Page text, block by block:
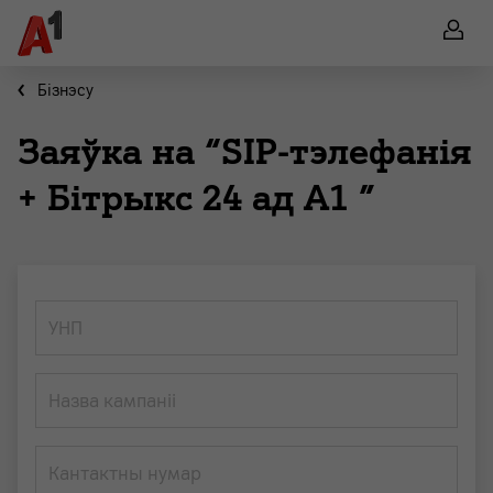
Бiзнэсу
Заяўка на “SIP-тэлефанія
+ Бітрыкс 24 ад А1 ”
УНП
Назва кампаніі
Кантактны нумар